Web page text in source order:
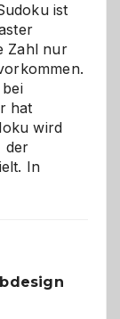
ist
Zahl nur
hat
wird
der
In